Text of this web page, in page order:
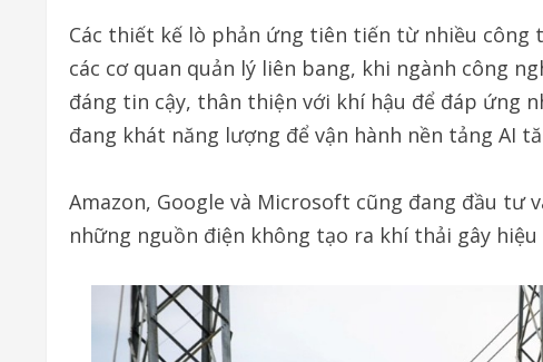
Các thiết kế lò phản ứng tiên tiến từ nhiều công
các cơ quan quản lý liên bang, khi ngành công
đáng tin cậy, thân thiện với khí hậu để đáp ứng
đang khát năng lượng để vận hành nền tảng AI
Amazon, Google và Microsoft cũng đang đầu tư
những nguồn điện không tạo ra khí thải gây